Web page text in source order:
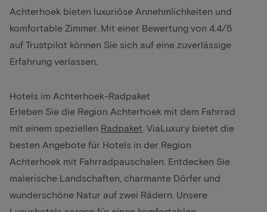
Achterhoek bieten luxuriöse Annehmlichkeiten und
komfortable Zimmer. Mit einer Bewertung von 4.4/5
auf Trustpilot können Sie sich auf eine zuverlässige
Erfahrung verlassen.
Hotels im Achterhoek-Radpaket
Erleben Sie die Region Achterhoek mit dem Fahrrad
mit einem speziellen Radpaket . ViaLuxury bietet die
besten Angebote für Hotels in der Region
Achterhoek mit Fahrradpauschalen. Entdecken Sie
malerische Landschaften, charmante Dörfer und
wunderschöne Natur auf zwei Rädern. Unsere